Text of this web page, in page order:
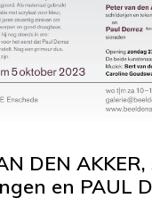
DEN
en PAUL